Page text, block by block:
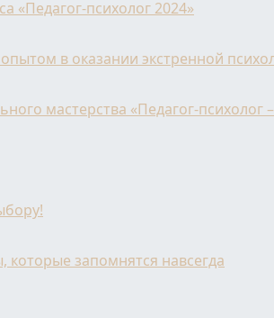
«Педагог-психолог 2024»
в оказании экстренной
мастерства «Педагог-психолог
которые запомнятся навсегда